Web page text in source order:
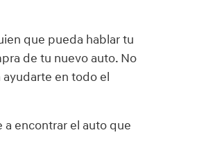
que pueda hablar tu
de tu nuevo auto. No
en todo el
encontrar el auto que